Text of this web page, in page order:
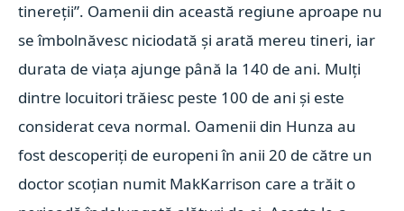
tinereţii”. Oamenii din această regiune aproape nu
se îmbolnăvesc niciodată şi arată mereu tineri, iar
durata de viaţa ajunge până la 140 de ani. Mulţi
dintre locuitori trăiesc peste 100 de ani şi este
considerat ceva normal. Oamenii din Hunza au
fost descoperiţi de europeni în anii 20 de către un
doctor scoţian numit MakKarrison care a trăit o